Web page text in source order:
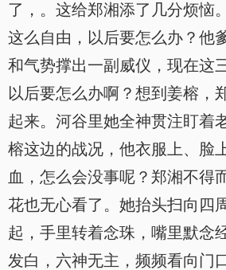
了，。这给郑湘添了几分烦恼
这么自由，以后要怎么办？他
和气势撑出一副威仪，现在这
以后要怎么办啊？想到姜榕，
起来。河谷里她全神贯注盯着
榕这边的战况，他衣服上、脸
血，怎么会没事呢？郑湘不得
花也无心看了。她抬头扫向四
起，手里转着念珠，嘴里默念
发白，六神无主，频频看向门